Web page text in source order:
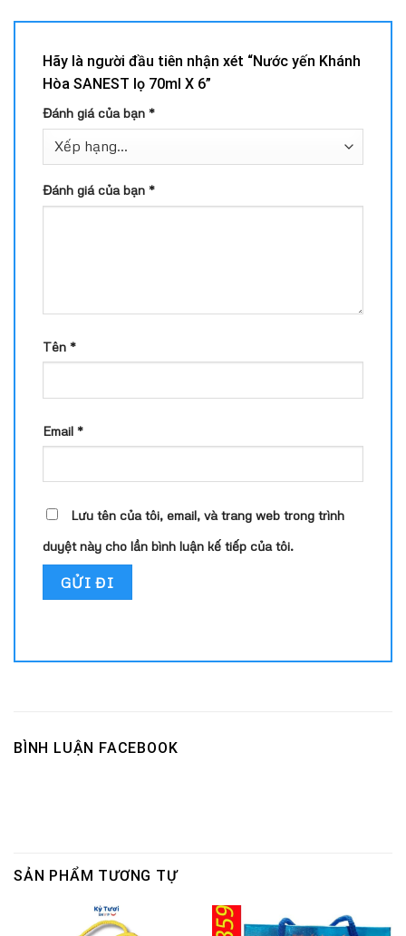
Hãy là người đầu tiên nhận xét “Nước yến Khánh
Hòa SANEST lọ 70ml X 6”
Đánh giá của bạn *
Đánh giá của bạn *
Tên *
Email *
Lưu tên của tôi, email, và trang web trong trình
duyệt này cho lần bình luận kế tiếp của tôi.
BÌNH LUẬN FACEBOOK
SẢN PHẨM TƯƠNG TỰ